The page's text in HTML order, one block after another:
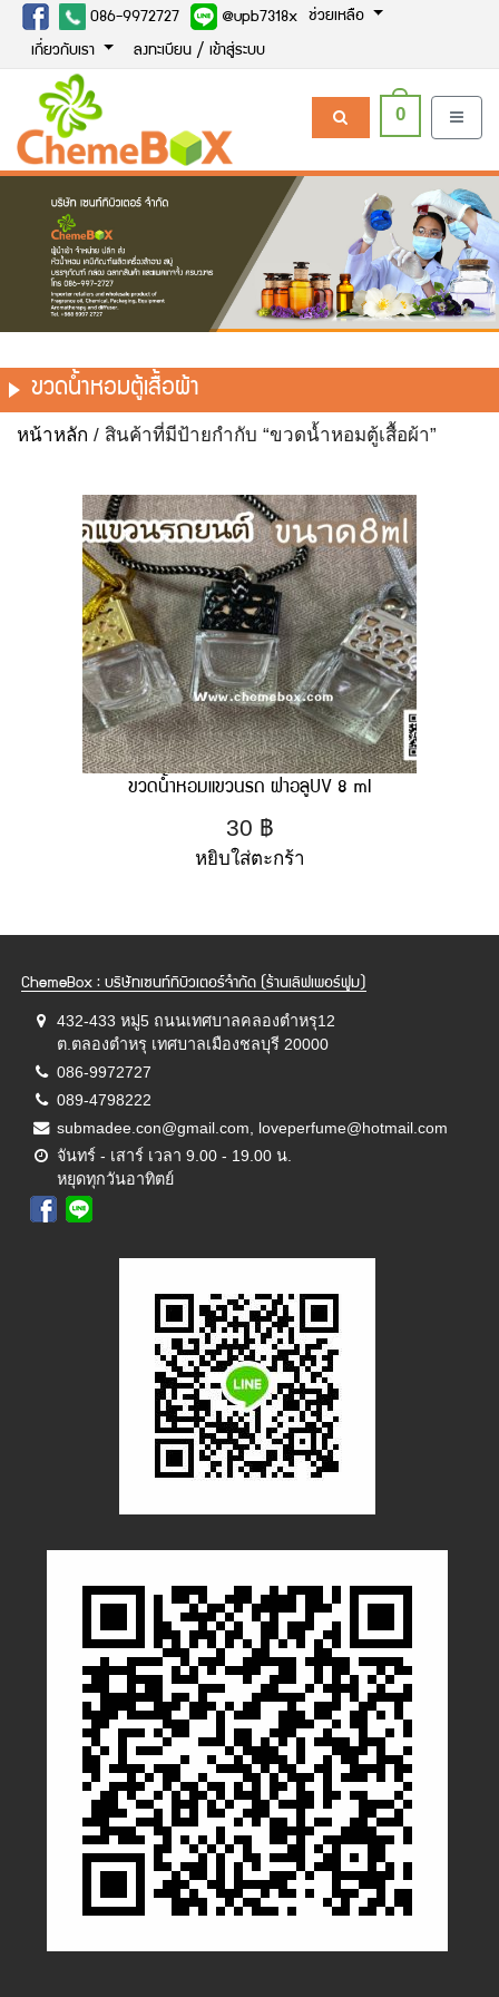
086-9972727 @upb7318x ช่วยเหลือ
เกี่ยวกับเรา ลงทะเบียน / เข้าสู่ระบบ
0
ขวดน้ำหอมตู้เสื้อผ้า
หน้าหลัก / สินค้าที่มีป้ายกำกับ “ขวดน้ำหอมตู้เสื้อผ้า”
ขวดน้ำหอมแขวนรถ ฝาอลูUV 8 ml
30 ฿
หยิบใส่ตะกร้า
ChemeBox : บริษัทเซนท์ทิบิวเตอร์จำกัด (ร้านเลิฟเพอร์ฟูม)
432-433 หมู่5 ถนนเทศบาลคลองตำหรุ12
ต.ตลองตำหรุ เทศบาลเมืองชลบุรี 20000
086-9972727
089-4798222
submadee.con@gmail.com, loveperfume@hotmail.com
จันทร์ - เสาร์ เวลา 9.00 - 19.00 น.
หยุดทุกวันอาทิตย์